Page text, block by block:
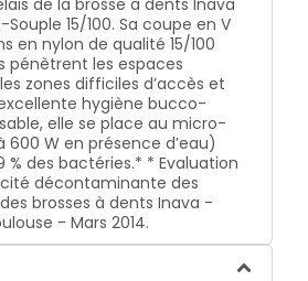
15/100. Sa coupe en V
en nylon de qualité 15/100
pénètrent les espaces
zones difficiles d’accès et
hygiène bucco-
elle se place au micro-
600 W en présence d’eau)
% des bactéries.* * Evaluation
décontaminante des
brosses à dents Inava -
- Mars 2014.